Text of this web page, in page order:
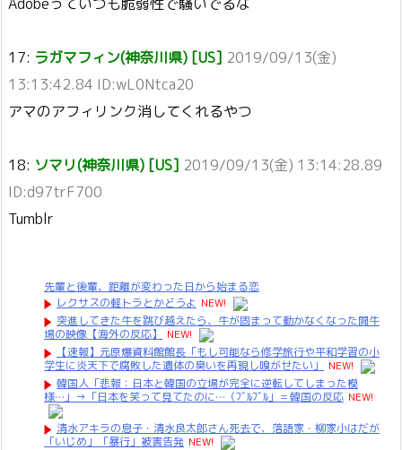
17: ラガマフィン(神奈川県) [US] 2019/09/13(金)
13:13:42.84 ID:wL0Ntca20
アマのアフィリンク消してくれるやつ
18: ソマリ(神奈川県) [US] 2019/09/13(金) 13:14:28.89
ID:d97trF700
Tumblr
先輩と後輩、距離が変わった日から始まる恋
レクサスの軽トラとかどうよ NEW!
突進してきた牛を跳び越えたら、牛が固まって動かなくなった闘牛
場の映像【海外の反応】
NEW!
【速報】元原爆資料館館長「もし可能なら修学旅行や平和学習の小
学生に炎天下で腐敗した遺体の臭いを再現し嗅がせたい」
NEW!
韓国人「悲報：日本と韓国の立場が完全に逆転してしまった模
様…」→「日本を笑って見てたのに…（ﾌﾞﾙﾌﾞﾙ」＝韓国の反応 NEW!
清水アキラの息子・清水良太郎さん死去で、落語家・柳家小はだが
「いじめ」「暴行」被害告発 NEW!